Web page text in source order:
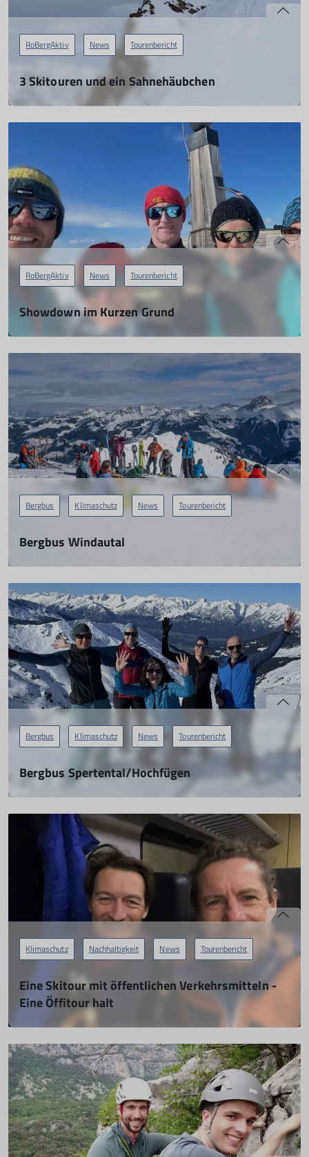
RoBergAktiv News Tourenbericht
3 Skitouren und ein Sahnehäubchen
15.03.2024
RoBergAktiv News Tourenbericht
Showdown im Kurzen Grund
02.03.2024
Bergbus Klimaschutz News Tourenbericht
Bergbus Windautal
04.02.2024
mehr erfahren
Bergbus Klimaschutz News Tourenbericht
Bergbus Spertental/Hochfügen
28.01.2024
mehr erfahren
Klimaschutz Nachhaltigkeit News Tourenbericht
Eine Skitour mit öffentlichen Verkehrsmitteln -
Eine Öffitour halt
22.01.2023
mehr erfahren